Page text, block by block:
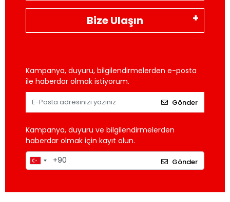
Bize Ulaşın
Kampanya, duyuru, bilgilendirmelerden e-posta
ile haberdar olmak istiyorum.
Gönder
Kampanya, duyuru ve bilgilendirmelerden
haberdar olmak için kayıt olun.
Gönder